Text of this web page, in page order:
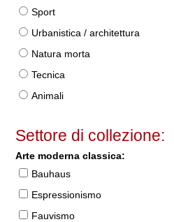
Sport
Urbanistica / architettura
Natura morta
Tecnica
Animali
Settore di collezione:
Arte moderna classica:
Bauhaus
Espressionismo
Fauvismo